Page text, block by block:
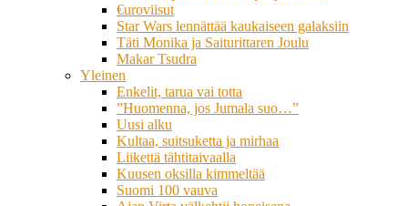
€uroviisut
Star Wars lennättää kaukaiseen galaksiin
Täti Monika ja Saiturittaren Joulu
Makar Tsudra
Yleinen
Enkelit, tarua vai totta
”Huomenna, jos Jumala suo…”
Uusi alku
Kultaa, suitsuketta ja mirhaa
Liikettä tähtitaivaalla
Kuusen oksilla kimmeltää
Suomi 100 vauva